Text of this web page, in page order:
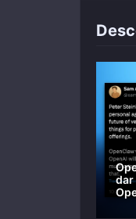
dar